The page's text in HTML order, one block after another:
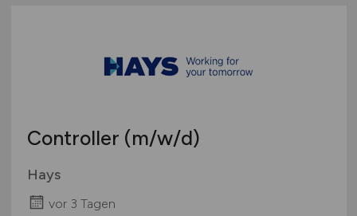
Controller (m/w/d)
Hays
vor 3 Tagen